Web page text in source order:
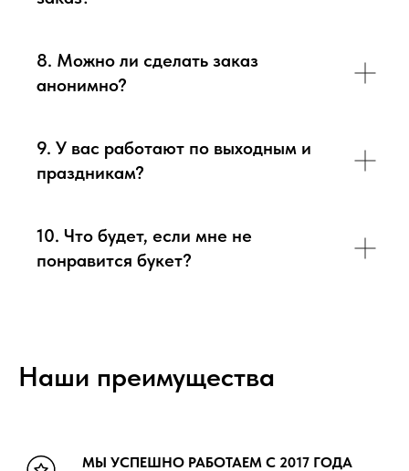
8. Можно ли сделать заказ
анонимно?
9. У вас работают по выходным и
праздникам?
10. Что будет, если мне не
понравится букет?
Наши преимущества
МЫ УСПЕШНО РАБОТАЕМ С 2017 ГОДА